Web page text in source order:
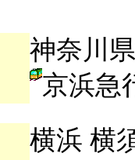
神奈川
京浜急
横浜 横